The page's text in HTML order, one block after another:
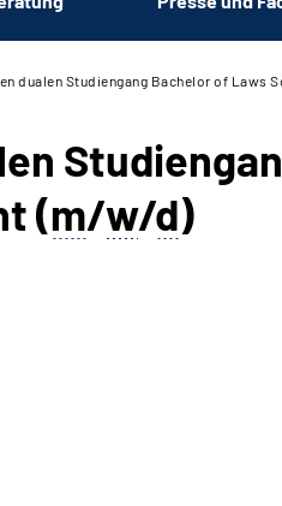
dualen Studiengang Bachelor of Laws
(m/w/d)